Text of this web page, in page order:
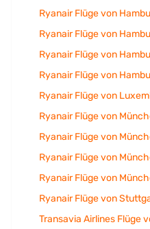
Ryanair Flüge von
Ryanair Flüge von
Ryanair Flüge von
Ryanair Flüge von
Ryanair Flüge von
Ryanair Flüge von
Ryanair Flüge von
Ryanair Flüge von
Ryanair Flüge von
Ryanair Flüge von
Transavia Airlines Flüge